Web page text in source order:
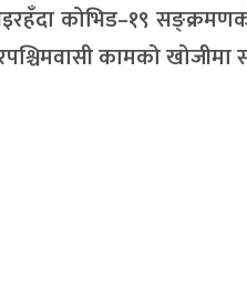
भइरहँदा कोभिड–१९
कामको